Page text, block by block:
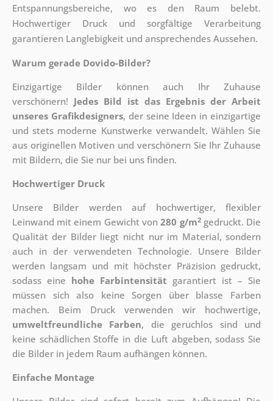
Entspannungsbereiche, wo es den Raum belebt.
Hochwertiger Druck und sorgfältige Verarbeitung
garantieren Langlebigkeit und ansprechendes Aussehen.
Warum gerade Dovido-Bilder?
Einzigartige Bilder können auch Ihr Zuhause
verschönern! Jedes Bild ist das Ergebnis der Arbeit
unseres Grafikdesigners, der seine Ideen in einzigartige
und stets moderne Kunstwerke verwandelt. Wählen Sie
aus originellen Motiven und verschönern Sie Ihr Zuhause
mit Bildern, die Sie nur bei uns finden.
Hochwertiger Druck
Unsere Bilder werden auf hochwertiger, flexibler
Leinwand mit einem Gewicht von280 g/m2gedruckt. Die
Qualität der Bilder liegt nicht nur im Material, sondern
auch in der verwendeten Technologie. Unsere Bilder
werden langsam und mit höchster Präzision gedruckt,
sodass eine hohe Farbintensität garantiert ist – Sie
müssen sich also keine Sorgen über blasse Farben
machen. Beim Druck verwenden wir hochwertige,
umweltfreundliche Farben, die geruchlos sind und
keine schädlichen Stoffe in die Luft abgeben, sodass Sie
die Bilder in jedem Raum aufhängen können.
Einfache Montage